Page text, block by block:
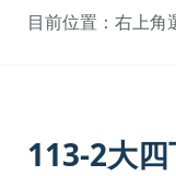
目前位置：右上角
113-2大